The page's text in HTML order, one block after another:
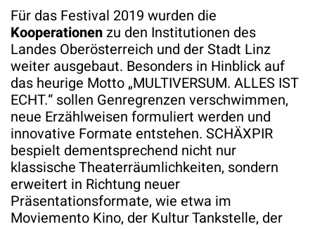
Für das Festival 2019 wurden die
Kooperationenzu den Institutionen des
Landes Oberösterreich und der Stadt Linz
weiter ausgebaut. Besonders in Hinblick auf
das heurige Motto „MULTIVERSUM. ALLES IST
ECHT.“ sollen Genregrenzen verschwimmen,
neue Erzählweisen formuliert werden und
innovative Formate entstehen. SCHÄXPIR
bespielt dementsprechend nicht nur
klassische Theaterräumlichkeiten, sondern
erweitert in Richtung neuer
Präsentationsformate, wie etwa im
Moviemento Kino, der Kultur Tankstelle, der